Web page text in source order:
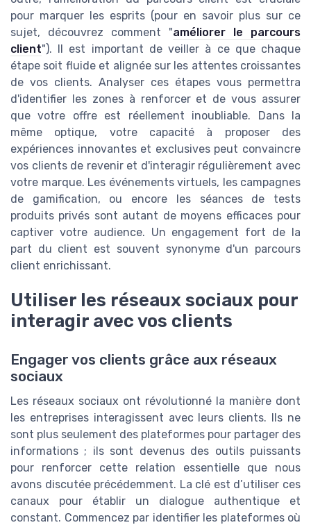
pour marquer les esprits (pour en savoir plus sur ce
sujet, découvrez comment "améliorer le parcours
client"). Il est important de veiller à ce que chaque
étape soit fluide et alignée sur les attentes croissantes
de vos clients. Analyser ces étapes vous permettra
d'identifier les zones à renforcer et de vous assurer
que votre offre est réellement inoubliable. Dans la
même optique, votre capacité à proposer des
expériences innovantes et exclusives peut convaincre
vos clients de revenir et d'interagir régulièrement avec
votre marque. Les événements virtuels, les campagnes
de gamification, ou encore les séances de tests
produits privés sont autant de moyens efficaces pour
captiver votre audience. Un engagement fort de la
part du client est souvent synonyme d'un parcours
client enrichissant.
Utiliser les réseaux sociaux pour
interagir avec vos clients
Engager vos clients grâce aux réseaux
sociaux
Les réseaux sociaux ont révolutionné la manière dont
les entreprises interagissent avec leurs clients. Ils ne
sont plus seulement des plateformes pour partager des
informations ; ils sont devenus des outils puissants
pour renforcer cette relation essentielle que nous
avons discutée précédemment. La clé est d’utiliser ces
canaux pour établir un dialogue authentique et
constant. Commencez par identifier les plateformes où